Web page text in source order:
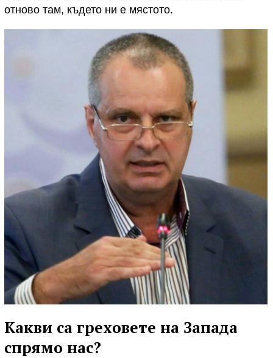
отново там, където ни е мястото.
Какви са греховете на Запада
спрямо нас?